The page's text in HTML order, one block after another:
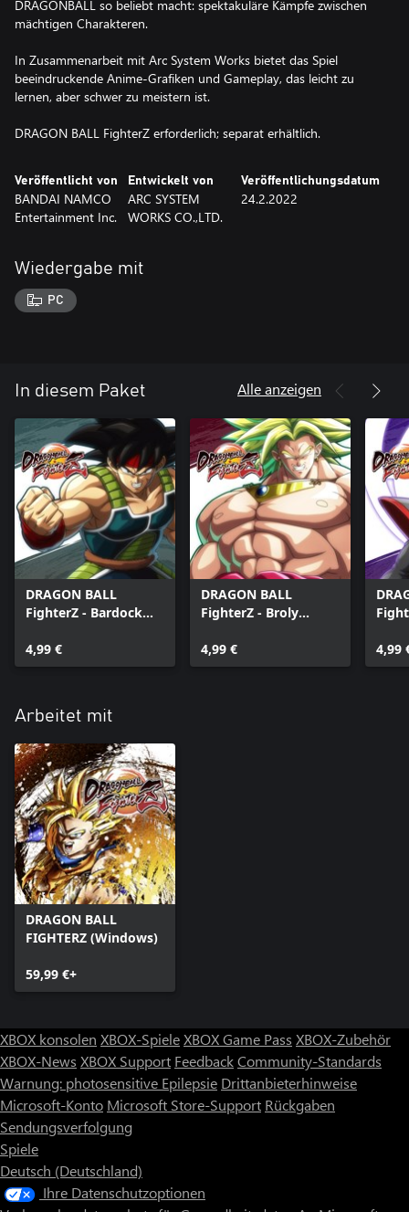
DRAGONBALL so beliebt macht: spektakuläre Kämpfe zwischen
mächtigen Charakteren.
In Zusammenarbeit mit Arc System Works bietet das Spiel
beeindruckende Anime-Grafiken und Gameplay, das leicht zu
lernen, aber schwer zu meistern ist.
DRAGON BALL FighterZ erforderlich; separat erhältlich.
Veröffentlicht von
BANDAI NAMCO
Entertainment Inc.
Entwickelt von
ARC SYSTEM
WORKS CO.,LTD.
Veröffentlichungsdatum
24.2.2022
Wiedergabe mit
PC
In diesem Paket Alle anzeigen
DRAGON BALL
FighterZ - Bardock
4,99 €
DRAGON BALL
FighterZ - Broly
4,99 €
4,99
Arbeitet mit
DRAGON BALL
FIGHTERZ (Windows)
59,99 €+
XBOX konsolen XBOX-SpieleXBOX Game Pass XBOX-Zubehör
XBOX-News XBOX Support FeedbackCommunity-Standards
Warnung: photosensitive Epilepsie Drittanbieterhinweise
Microsoft-Konto Microsoft Store-Support Rückgaben
Sendungsverfolgung
Spiele
Deutsch (Deutschland)
Ihre Datenschutzoptionen